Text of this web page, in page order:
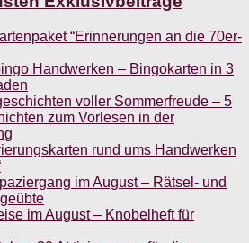
“Erinnerungen an die 70er-
Handwerken – Bingokarten in 3
voller Sommerfreude – 5
zum Vorlesen in der
rund ums Handwerken
im August – Rätsel- und
im August – Knobelheft für